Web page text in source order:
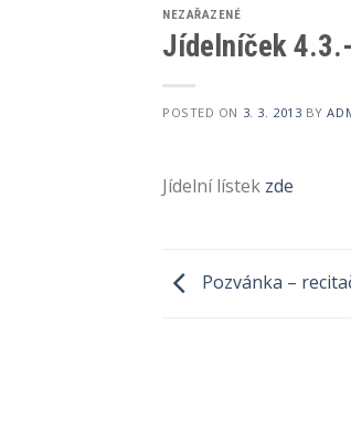
NEZAŘAZENÉ
Jídelníček
POSTED ON 3. 3. 2013 BY
Jídelní lístek zde
Pozvánka –